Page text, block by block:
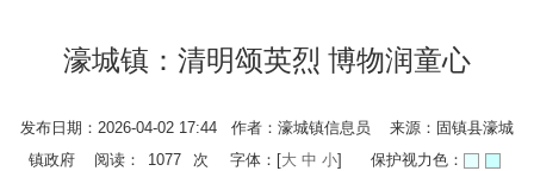
濠城镇：清明颂英烈 博物润童心
发布日期：2026-04-02 17:44 作者：濠城镇信息员 来源：固镇县濠城
镇政府 阅读：
1077 次 字体：[大 中 小] 保护视力色：